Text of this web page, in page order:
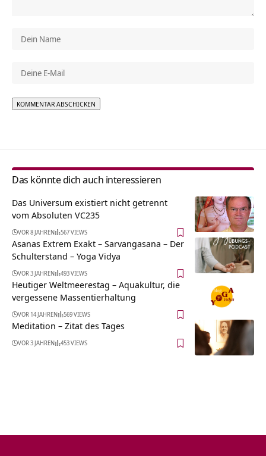
Das könnte dich auch interessieren
Das Universum existiert nicht getrennt
vom Absoluten VC235
VOR 8 JAHREN 567 VIEWS
Asanas Extrem Exakt – Sarvangasana – Der
Schulterstand – Yoga Vidya
VOR 3 JAHREN 493 VIEWS
Heutiger Weltmeerestag – Aquakultur, die
vergessene Massentierhaltung
VOR 14 JAHREN 569 VIEWS
Meditation – Zitat des Tages
VOR 3 JAHREN 453 VIEWS